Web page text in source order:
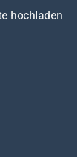
hochladen